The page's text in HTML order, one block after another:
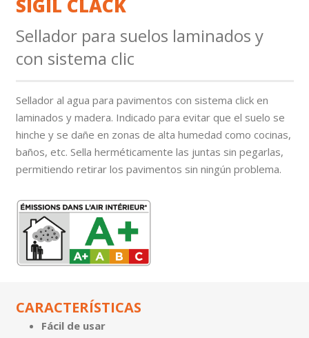
SIGIL CLACK
Sellador para suelos laminados y
con sistema clic
Sellador al agua para pavimentos con sistema click en
laminados y madera. Indicado para evitar que el suelo se
hinche y se dañe en zonas de alta humedad como cocinas,
baños, etc. Sella herméticamente las juntas sin pegarlas,
permitiendo retirar los pavimentos sin ningún problema.
CARACTERÍSTICAS
Fácil de usar